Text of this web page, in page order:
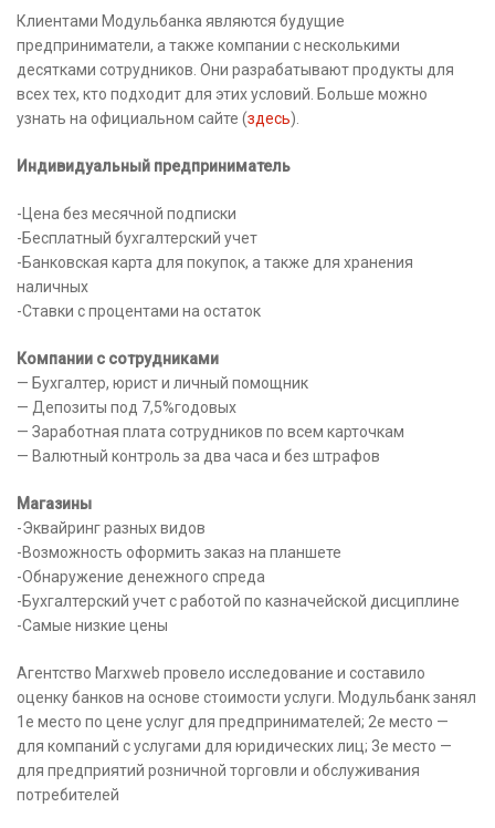
Клиентами Модульбанка являются будущие
предприниматели, а также компании с несколькими
десятками сотрудников. Они разрабатывают продукты для
всех тех, кто подходит для этих условий. Больше можно
узнать на официальном сайте (здесь).
Индивидуальный предприниматель
-Цена без месячной подписки
-Бесплатный бухгалтерский учет
-Банковская карта для покупок, а также для хранения
наличных
-Ставки с процентами на остаток
Компании с сотрудниками
— Бухгалтер, юрист и личный помощник
— Депозиты под 7,5%годовых
— Заработная плата сотрудников по всем карточкам
— Валютный контроль за два часа и без штрафов
Магазины
-Эквайринг разных видов
-Возможность оформить заказ на планшете
-Обнаружение денежного спреда
-Бухгалтерский учет с работой по казначейской дисциплине
-Самые низкие цены
Агентство Marxweb провело исследование и составило
оценку банков на основе стоимости услуги. Модульбанк занял
1е место по цене услуг для предпринимателей; 2е место —
для компаний с услугами для юридических лиц; 3е место —
для предприятий розничной торговли и обслуживания
потребителей